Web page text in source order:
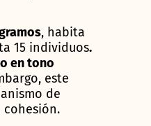
, habita
15 individuos.
en tono
este
de
cohesión.